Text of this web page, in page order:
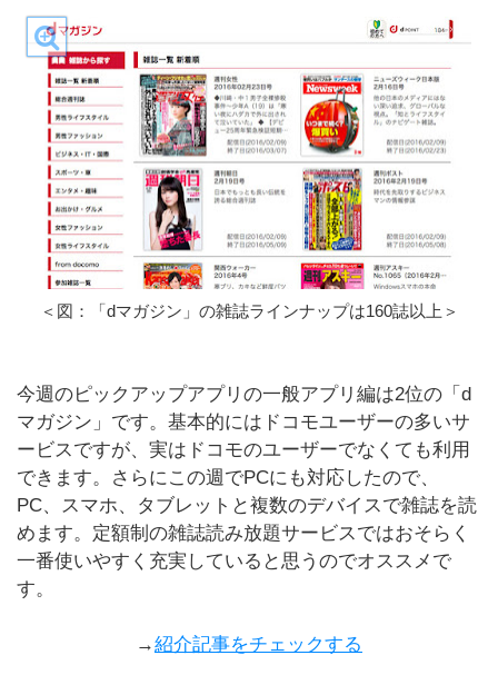
＜図：「dマガジン」の雑誌ラインナップは160誌以上＞
今週のピックアップアプリの一般アプリ編は2位の「d
マガジン」です。基本的にはドコモユーザーの多いサ
ービスですが、実はドコモのユーザーでなくても利用
できます。さらにこの週でPCにも対応したので、
PC、スマホ、タブレットと複数のデバイスで雑誌を読
めます。定額制の雑誌読み放題サービスではおそらく
一番使いやすく充実していると思うのでオススメで
す。
→紹介記事をチェックする